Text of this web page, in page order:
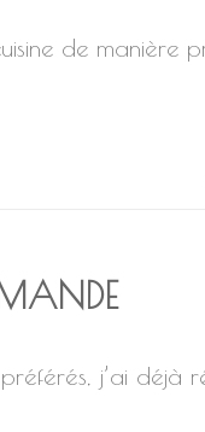
de manière
j’ai déjà